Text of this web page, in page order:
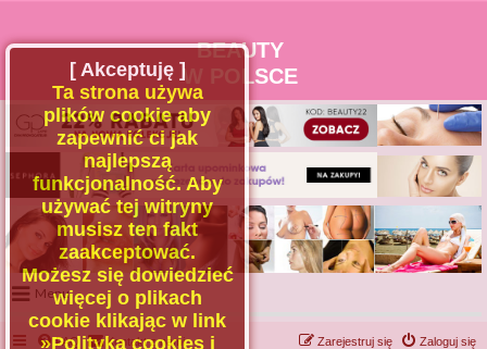
BEAUTY
W POLSCE
Menu
Portal
FAQ Kontakt z nami Zaloguj się
Zarejestruj się
[ Akceptuję ]
Ta strona używa
plików cookie aby
zapewnić ci jak
najlepszą
funkcjonalność. Aby
używać tej witryny
musisz ten fakt
zaakceptować.
Możesz się dowiedzieć
więcej o plikach
cookie klikając w link
»Polityka cookies i